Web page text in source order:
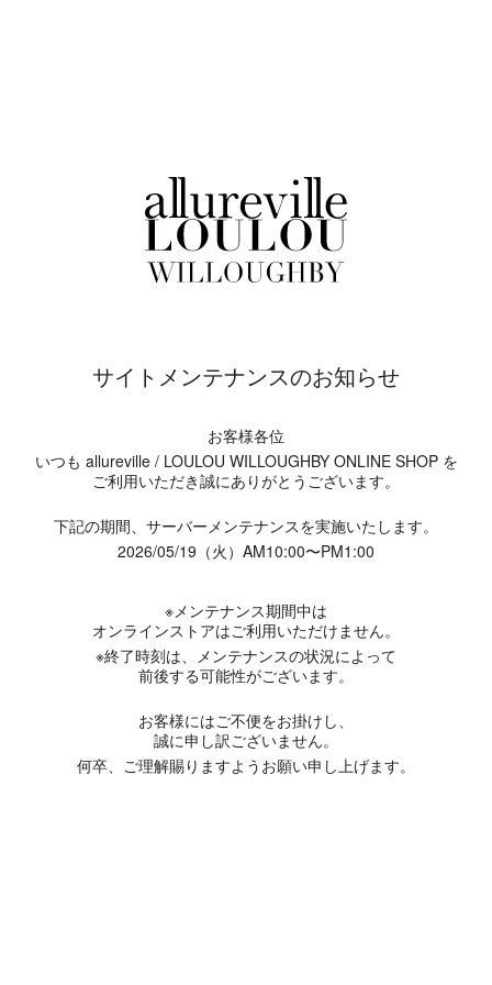
サイトメンテナンスのお知らせ
お客様各位
いつも allureville / LOULOU WILLOUGHBY ONLINE SHOP を
ご利用いただき誠にありがとうございます。
下記の期間、サーバーメンテナンスを実施いたします。
2026/05/19（火）AM10:00〜PM1:00
※メンテナンス期間中は
オンラインストアはご利用いただけません。
※終了時刻は、メンテナンスの状況によって
前後する可能性がございます。
お客様にはご不便をお掛けし、
誠に申し訳ございません。
何卒、ご理解賜りますようお願い申し上げます。